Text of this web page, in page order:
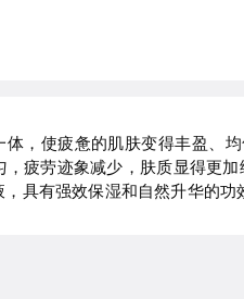
，使疲惫的肌肤变得丰盈、
疲劳迹象减少，肤质显得更
具有强效保湿和自然升华的功